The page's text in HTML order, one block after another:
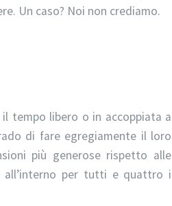
Un caso? Noi non crediamo.
tempo libero o in accoppiata a
di fare egregiamente il loro
più generose rispetto alle
all’interno per tutti e quattro i